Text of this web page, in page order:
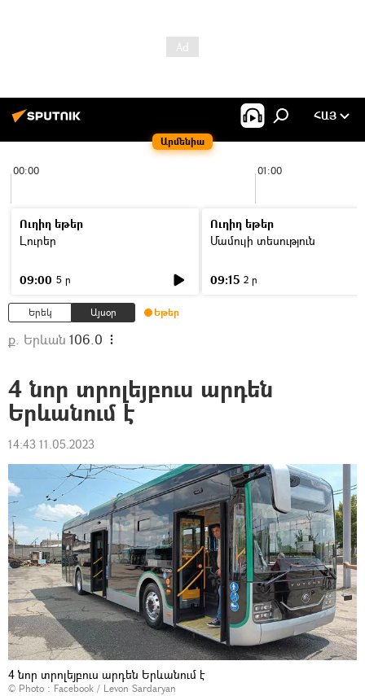
Արմենիա
ՀԱՅ
00:00 01:00
Ուղիղ եթեր
Լուրեր
09:00 5 ր
Ուղիղ եթեր
Մամուլի տեսություն
09:15 2 ր
Երեկ Այսօր Եթեր
ք. Երևան 106.0
4 նոր տրոլեյբուս արդեն
Երևանում է
14:43 11.05.2023
4 նոր տրոլեյբուս արդեն Երևանում է
© Photo : Facebook / Levon Sardaryan